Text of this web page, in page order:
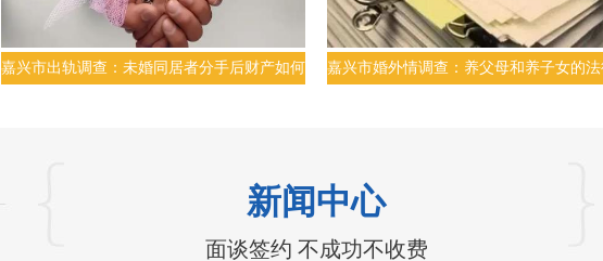
嘉兴市出轨调查：未婚同居者分手后财产如何
嘉兴市婚外情调查：养父母和养子女的
新闻中心
面谈签约 不成功不收费